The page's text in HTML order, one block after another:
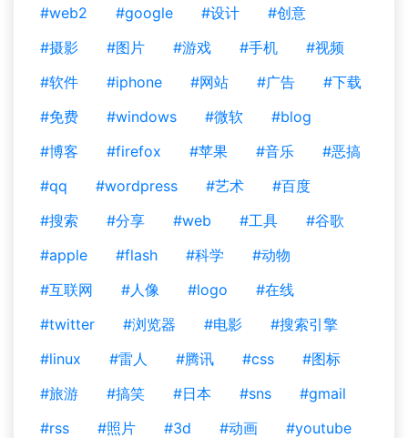
#web2 #google #设计
#创意
#摄影
#图片 #游戏 #手机
#视频
#软件
#iphone #网站 #广告
#下载
#免费
#windows #微软
#blog
#博客
#firefox #苹果 #音乐
#恶搞
#qq
#wordpress #艺术
#百度
#搜索
#分享 #web #工具
#谷歌
#apple
#flash #科学
#动物
#互联网
#人像 #logo
#在线
#twitter
#浏览器 #电影
#搜索引擎
#linux
#雷人 #腾讯 #css
#图标
#旅游
#搞笑 #日本 #sns
#gmail
#rss
#照片 #3d #动画
#youtube